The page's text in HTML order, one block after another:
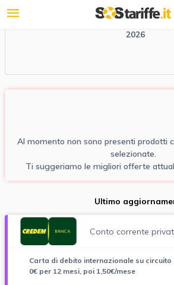
Le migliori offerte conto corrente BCC
2026
Al momento non sono presenti prodotti
selezionate.
Ti suggeriamo le migliori offerte
Ultimo
Conto corrente
Carta di debito internazionale su
0€ per 12 mesi, poi 1,50€/mese